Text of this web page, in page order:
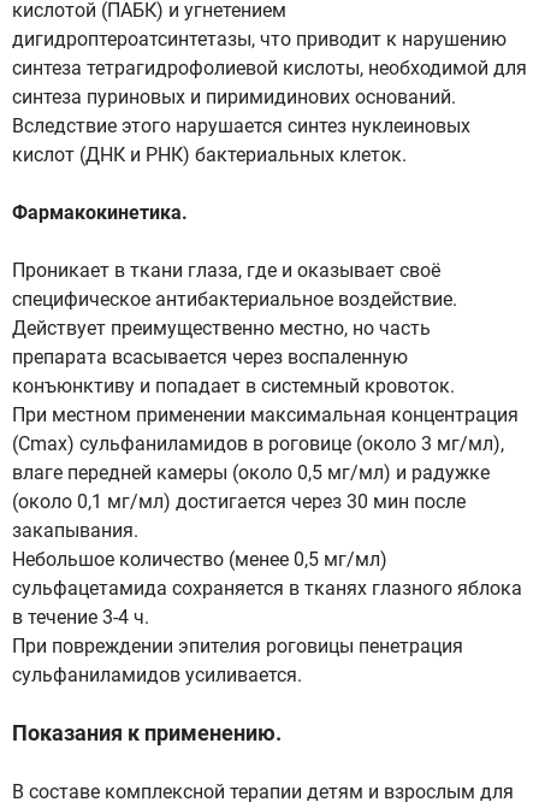
кислотой (ПАБК) и угнетением
дигидроптероатсинтетазы, что приводит к нарушению
синтеза тетрагидрофолиевой кислоты, необходимой для
синтеза пуриновых и пиримидинових оснований.
Вследствие этого нарушается синтез нуклеиновых
кислот (ДНК и РНК) бактериальных клеток.
Фармакокинетика.
Проникает в ткани глаза, где и оказывает своё
специфическое антибактериальное воздействие.
Действует преимущественно местно, но часть
препарата всасывается через воспаленную
конъюнктиву и попадает в системный кровоток.
При местном применении максимальная концентрация
(Сmax) сульфаниламидов в роговице (около 3 мг/мл),
влаге передней камеры (около 0,5 мг/мл) и радужке
(около 0,1 мг/мл) достигается через 30 мин после
закапывания.
Небольшое количество (менее 0,5 мг/мл)
сульфацетамида сохраняется в тканях глазного яблока
в течение 3-4 ч.
При повреждении эпителия роговицы пенетрация
сульфаниламидов усиливается.
Показания к применению.
В составе комплексной терапии детям и взрослым для